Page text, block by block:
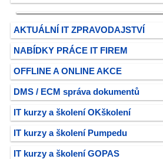
AKTUÁLNÍ IT ZPRAVODAJSTVÍ
NABÍDKY PRÁCE IT FIREM
OFFLINE A ONLINE AKCE
DMS / ECM správa dokumentů
IT kurzy a školení OKškolení
IT kurzy a školení Pumpedu
IT kurzy a školení GOPAS